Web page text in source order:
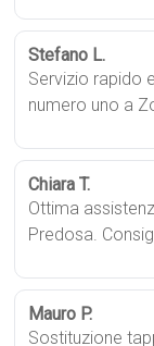
Stefano L.
Servizio rapido
numero uno a
Chiara T.
Ottima
Predosa.
Mauro P.
Sostituzione